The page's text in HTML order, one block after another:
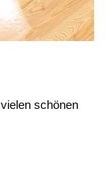
schönen